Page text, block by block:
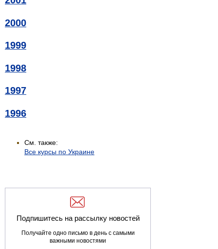
2000
1999
1998
1997
1996
См. также:
Все курсы по Украине
Подпишитесь на рассылку новостей
Получайте одно письмо в день с самыми
важными новостями